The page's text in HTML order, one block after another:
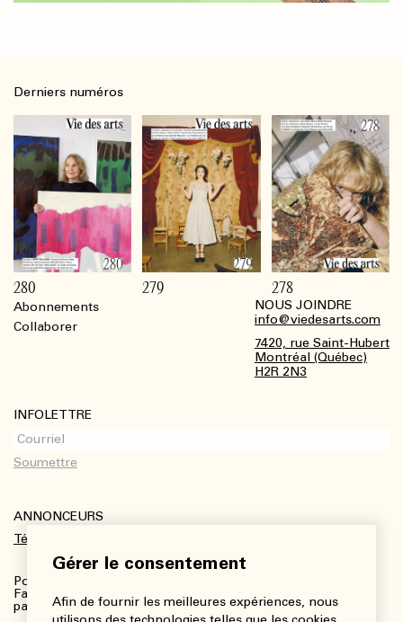
Gérer le consentement
Afin de fournir les meilleures expériences, nous
Abonnements
Collaborer
NOUS JOINDRE
info@viedesarts.com
7420, rue Saint-Hubert
Montréal (Québec)
H2R 2N3
INFOLETTRE
ANNONCEURS
Télécharger le kit média
Pour plus de renseignements :
Fanny Charbonneau, Responsable des communications,
partenariats et publicités
Derniers numéros
280 279 278